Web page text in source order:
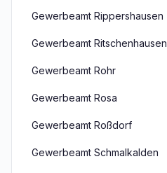
Gewerbeamt Rippershausen
Gewerbeamt Ritschenhausen
Gewerbeamt Rohr
Gewerbeamt Rosa
Gewerbeamt Roßdorf
Gewerbeamt Schmalkalden